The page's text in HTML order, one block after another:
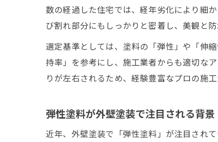
数の経過した住宅では、経年劣化により細
び割れ部分にもしっかりと密着し、美観と防
選定基準としては、塗料の「弾性」や「伸
持率」を参考にし、施工業者からも適切な
りが左右されるため、経験豊富なプロの施工
弾性塗料が外壁塗装で注目される背景
近年、外壁塗装で「弾性塗料」が注目され